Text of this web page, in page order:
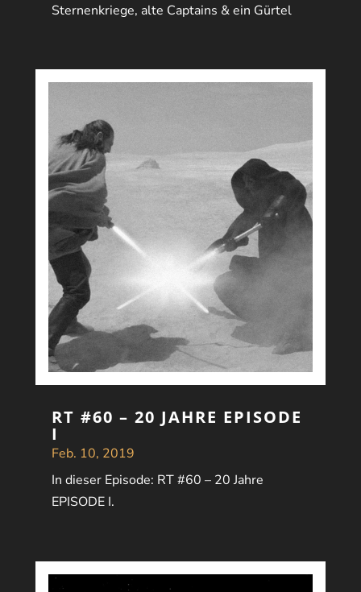
Sternenkriege, alte Captains & ein Gürtel
RT #60 – 20 JAHRE EPISODE
I
Feb. 10, 2019
In dieser Episode: RT #60 – 20 Jahre
EPISODE I.